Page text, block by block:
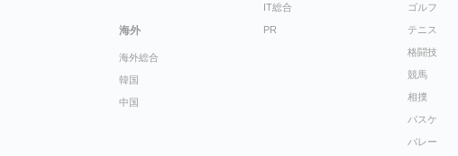
海外
海外総合
韓国
中国
IT総合
PR
ゴルフ
テニス
格闘技
競馬
相撲
バスケ
バレー